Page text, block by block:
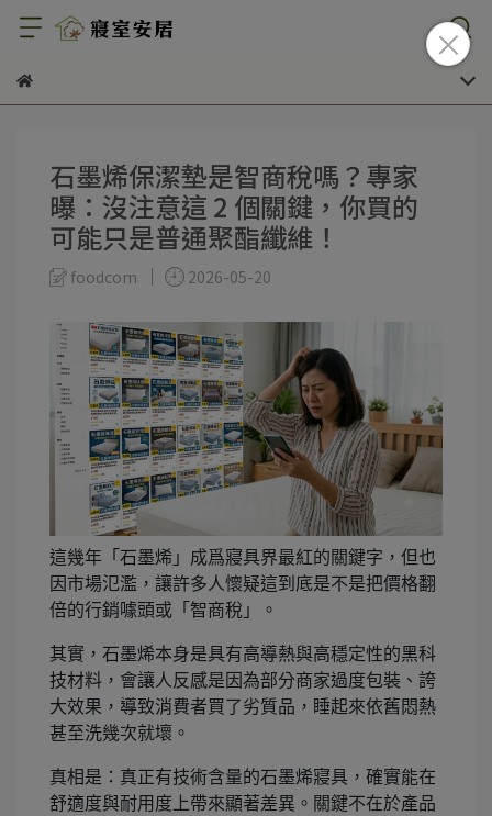
石墨烯保潔墊是智商稅嗎？專家
曝：沒注意這 2 個關鍵，你買的
可能只是普通聚酯纖維！
foodcom 2026-05-20
這幾年「石墨烯」成爲寢具界最紅的關鍵字，但也
因市場氾濫，讓許多人懷疑這到底是不是把價格翻
倍的行銷噱頭或「智商稅」。
其實，石墨烯本身是具有高導熱與高穩定性的黑科
技材料，會讓人反感是因為部分商家過度包裝、誇
大效果，導致消費者買了劣質品，睡起來依舊悶熱
甚至洗幾次就壞。
真相是：真正有技術含量的石墨烯寢具，確實能在
舒適度與耐用度上帶來顯著差異。關鍵不在於產品